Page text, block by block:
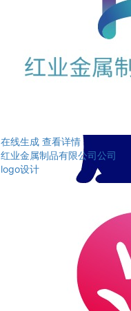
在线生成 查看详情
红业金属制品有限公司公司
logo设计